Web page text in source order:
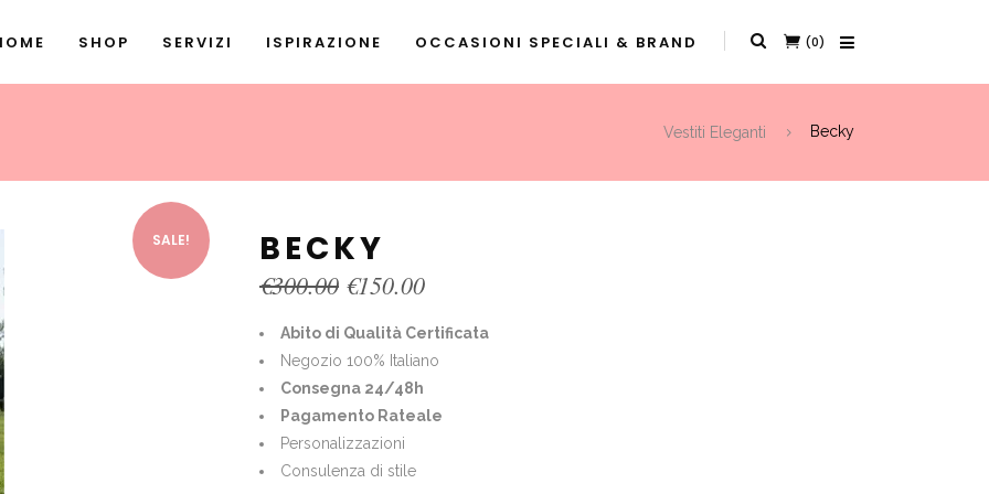
SHOP SERVIZI ISPIRAZIONE OCCASIONI SPECIALI & BRAND (0)
Vestiti Eleganti Becky
SALE! BECKY
€300.00 Original
was:
€300.00.
€150.00Current
is:
€150.00.
Abito di Qualità Certificata
Negozio 100% Italiano
Consegna 24/48h
Pagamento Rateale
Personalizzazioni
Consulenza di stile